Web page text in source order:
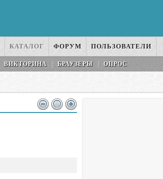
КАТАЛОГ ФОРУМ ПОЛЬЗОВАТЕЛИ
ВИКТОРИНА БРАУЗЕРЫ ОПРОС